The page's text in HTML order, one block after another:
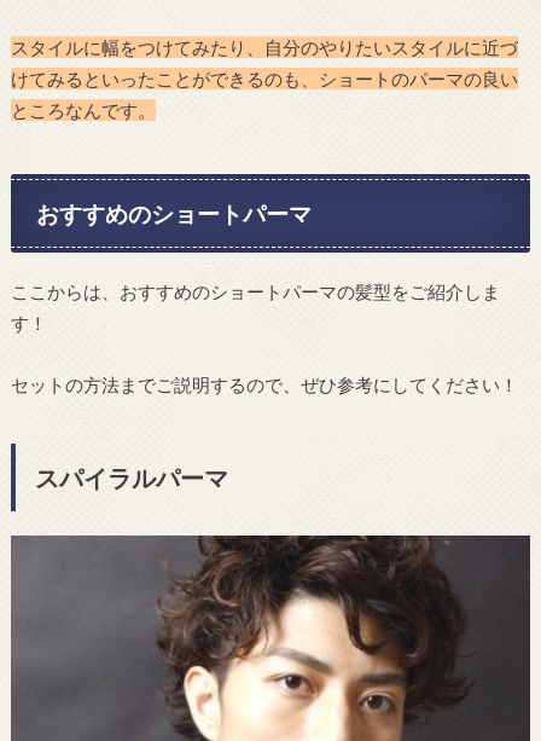
スタイルに幅をつけてみたり、自分のやりたいスタイルに近づ
けてみるといったことができるのも、ショートのパーマの良い
ところなんです。
おすすめのショートパーマ
ここからは、おすすめのショートパーマの髪型をご紹介しま
す！
セットの方法までご説明するので、ぜひ参考にしてください！
スパイラルパーマ